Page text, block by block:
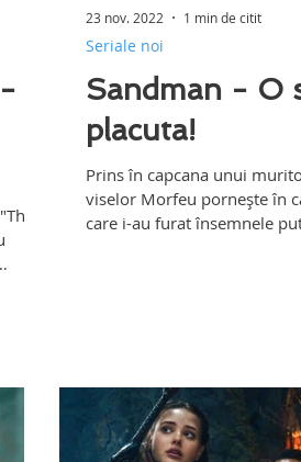
Sandman - O
placuta!
Prins în capcana unui
viselor Morfeu pornește în
care i-au furat însemnele
Seriale noi
23 nov. 2022 1 min de citit